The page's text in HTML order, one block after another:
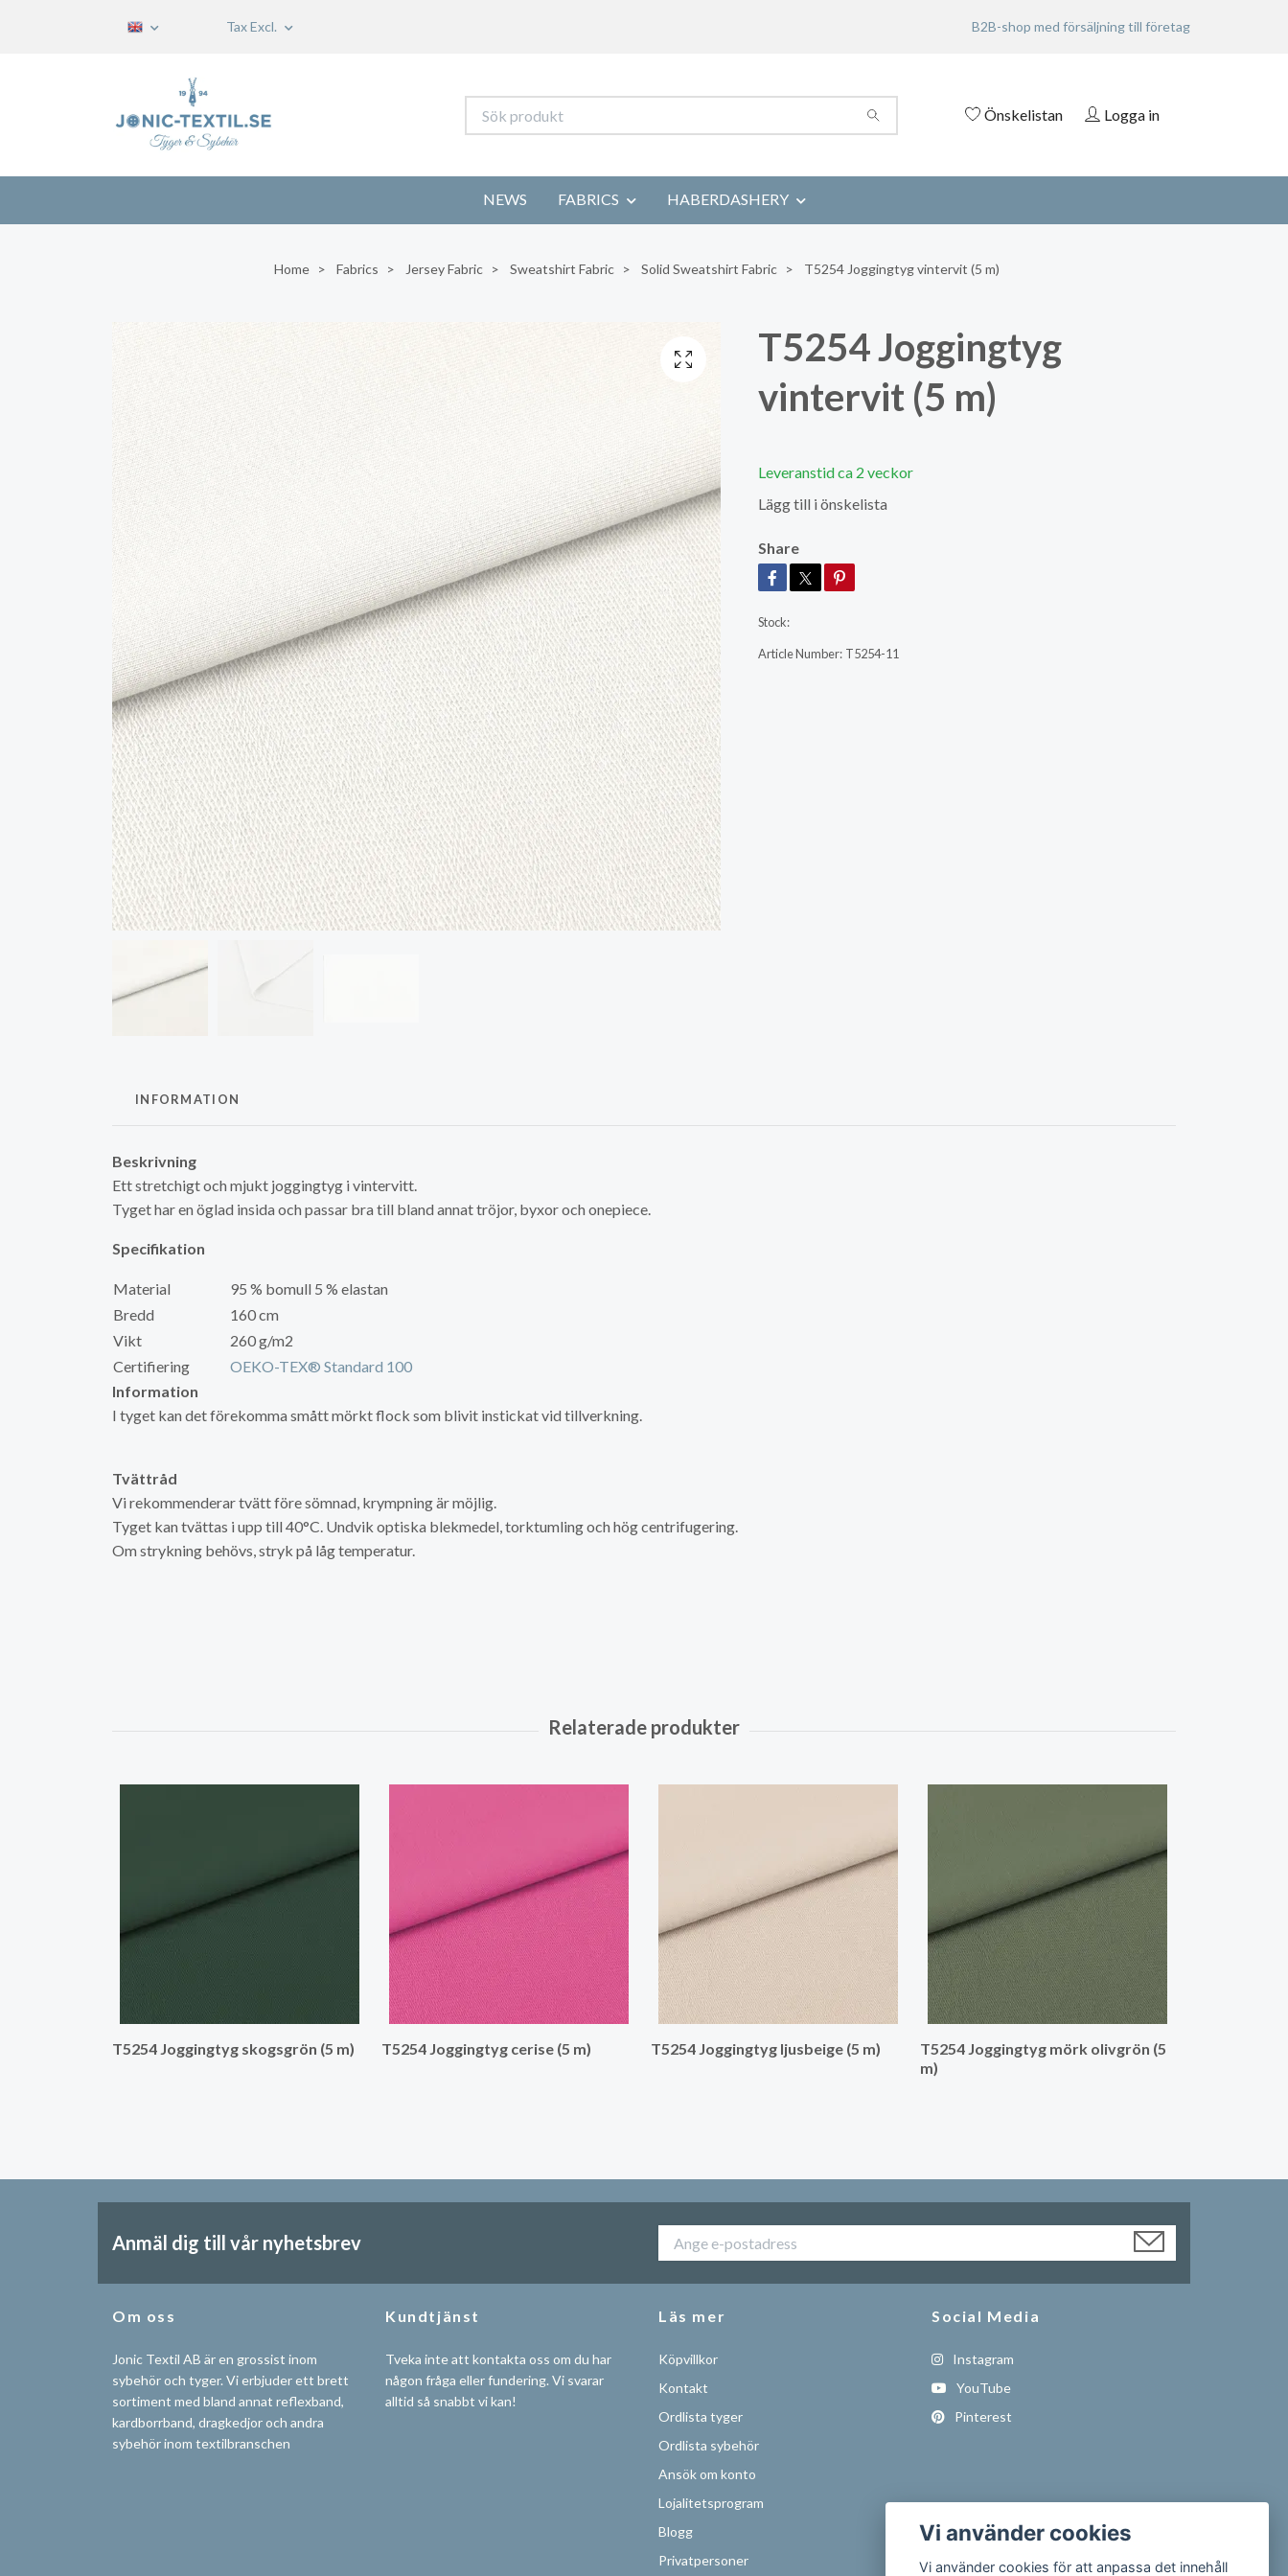
Tax Excl. B2B-shop med försäljning till företag
Önskelistan Logga in
NEWS FABRICS HABERDASHERY
Home Fabrics Jersey Fabric Sweatshirt Fabric Solid Sweatshirt Fabric T5254 Joggingtyg vintervit (5 m)
T5254 Joggingtyg
vintervit (5 m)
Leveranstid ca 2 veckor
Lägg till i önskelista
Share
Stock:
Article Number: T5254-11
INFORMATION
Beskrivning
Ett stretchigt och mjukt joggingtyg i vintervitt.
Tyget har en öglad insida och passar bra till bland annat tröjor, byxor och onepiece.
Specifikation
Material
95 % bomull 5 % elastan
Bredd
160 cm
Vikt
260 g/m2
Certifiering
OEKO-TEX® Standard 100
Information
I tyget kan det förekomma smått mörkt flock som blivit instickat vid tillverkning.
Tvättråd
Vi rekommenderar tvätt före sömnad, krympning är möjlig.
Tyget kan tvättas i upp till 40°C. Undvik optiska blekmedel, torktumling och hög centrifugering.
Om strykning behövs, stryk på låg temperatur.
T5254 Joggingtyg skogsgrön (5 m) T5254 Joggingtyg cerise (5 m) T5254 Joggingtyg ljusbeige (5 m)
T5254 Joggingtyg mörk olivgrön (5
m)
Anmäl dig till vår nyhetsbrev
Om oss
Jonic Textil AB är en grossist inom
sybehör och tyger. Vi erbjuder ett brett
sortiment med bland annat reflexband,
kardborrband, dragkedjor och andra
sybehör inom textilbranschen
Kundtjänst
Tveka inte att kontakta oss om du har
någon fråga eller fundering. Vi svarar
alltid så snabbt vi kan!
Läs mer
Köpvillkor
Kontakt
Ordlista tyger
Ordlista sybehör
Ansök om konto
Lojalitetsprogram
Blogg
Privatpersoner
Social Media
Instagram
YouTube
Pinterest
Vi använder cookies
Vi använder cookies för att anpassa det innehåll